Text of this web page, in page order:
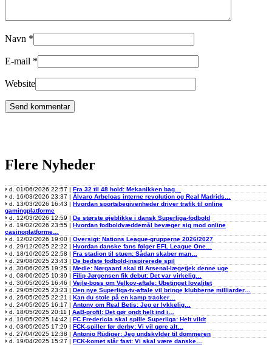
Navn *
E-mail *
Website
Flere Nyheder
d. 01/06/2026 22:57 | Fra 32 til 48 hold: Mekanikken bag…
d. 16/03/2026 23:37 | Álvaro Arbeloas interne revolution og Real Madrids…
d. 13/03/2026 16:43 | Hvordan sportsbegivenheder driver trafik til online
gamingplatforme
d. 12/03/2026 12:59 | De største øjeblikke i dansk Superliga-fodbold
d. 19/02/2026 23:55 | Hvordan fodboldvæddemål bevæger sig mod online
casinoplatforme…
d. 12/02/2026 19:00 | Oversigt: Nations League-grupperne 2026/2027
d. 29/12/2025 22:22 | Hvordan danske fans følger EFL League One…
d. 18/10/2025 22:58 | Fra stadion til stuen: Sådan skaber man…
d. 29/08/2025 23:43 | De bedste fodbold-inspirerede spil
d. 30/06/2025 19:25 | Medie: Nørgaard skal til Arsenal-lægetjek denne uge
d. 08/06/2025 10:39 | Filip Jørgensen fik debut: Det var virkelig…
d. 30/05/2025 16:46 | Vejle-boss om Velkov-aftale: Ubetinget loyalitet
d. 29/05/2025 23:23 | Den nye Superliga-tv-aftale vil bringe klubberne milliarder…
d. 26/05/2025 22:21 | Kan du stole på en kamp tracker…
d. 24/05/2025 16:17 | Antony om Real Betis: Jeg er lykkelig…
d. 18/05/2025 20:11 | AaB-profil: Det gør ondt helt ind i…
d. 10/05/2025 14:42 | FC Fredericia skal spille Superliga: Helt vildt
d. 03/05/2025 17:29 | FCK-spiller før derby: Vi vil gøre alt…
d. 27/04/2025 12:38 | Antonio Rüdiger: Jeg undskylder til dommeren
d. 19/04/2025 15:27 | FCK-komet slår fast: Vi skal være danske…